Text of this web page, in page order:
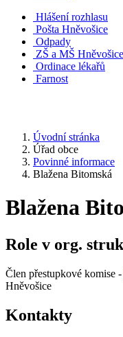
Hlášení rozhlasu
Pošta Hněvošice
Odpady
ZŠ a MŠ Hněvošice
Ordinace lékařů
Farnost
Úvodní stránka
Úřad obce
Povinné informace
Blažena Bitomská
Blažena
Role v org.
Člen přestupkové komise -
Hněvošice
Kontakty